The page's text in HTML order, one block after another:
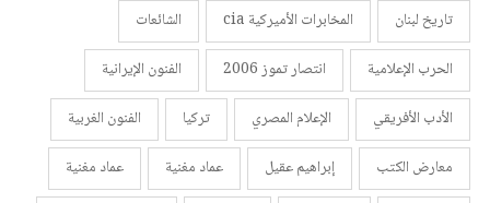
تاريخ لبنان
المخابرات الأميركية cia
الشائعات
الحرب الإعلامية
انتصار تموز 2006
الفنون الإيرانية
الأدب الأفريقي
الإعلام المصري تركيا
الفنون الغربية
معارض الكتب
إبراهيم عقيل عماد مغنية
عماد مغنية